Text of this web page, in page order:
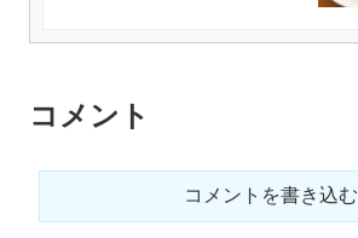
コメント
コメントを書き込む